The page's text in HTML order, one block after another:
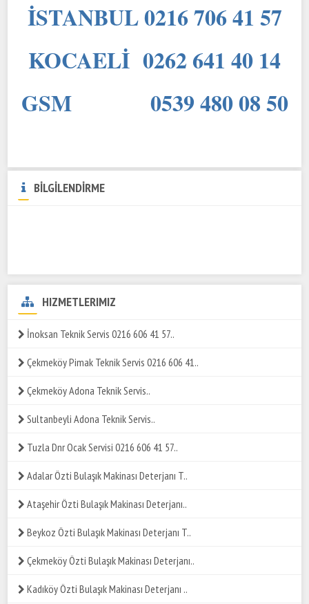
İSTANBUL 0216 706 41 57
KOCAELİ 0262 641 40 14
GSM 0539 480 08 50
BİLGİLENDİRME
HIZMETLERIMIZ
İnoksan Teknik Servis 0216 606 41 57..
Çekmeköy Pimak Teknik Servis 0216 606 41..
Çekmeköy Adona Teknik Servis..
Sultanbeyli Adona Teknik Servis..
Tuzla Dnr Ocak Servisi 0216 606 41 57..
Adalar Özti Bulaşık Makinası Deterjanı T..
Ataşehir Özti Bulaşık Makinası Deterjanı..
Beykoz Özti Bulaşık Makinası Deterjanı T..
Çekmeköy Özti Bulaşık Makinası Deterjanı..
Kadıköy Özti Bulaşık Makinası Deterjanı ..